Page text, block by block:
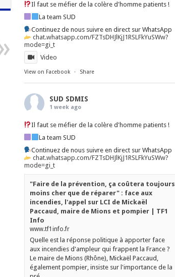
Il faut se méfier de la colère d'homme patients !
La team SUD
Continuez de nous suivre en direct sur WhatsApp
chat.whatsapp.com/FZTsDHJlKjJ1RSLFkYuSWw?
mode=gi_t
Video
View on Facebook · Share
SUD SDMIS
1 week ago
Il faut se méfier de la colère d'homme patients !
La team SUD
Continuez de nous suivre en direct sur WhatsApp
chat.whatsapp.com/FZTsDHJlKjJ1RSLFkYuSWw?
mode=gi_t
"Faire de la prévention, ça coûtera toujours
moins cher que de réparer" : face aux
incendies, l'appel sur LCI de Mickaël
Paccaud, maire de Mions et pompier | TF1
Info
www.tf1info.fr
Quelle est la réponse politique à apporter face
aux incendies d'ampleur qui frappent la France ?
Le maire de Mions (Rhône), Mickaël Paccaud,
également pompier, insiste sur l'importance de la